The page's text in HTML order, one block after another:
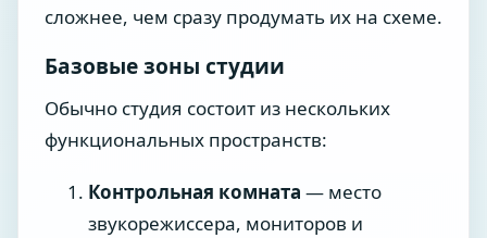
сложнее, чем сразу продумать их на схеме.
Базовые зоны студии
Обычно студия состоит из нескольких
функциональных пространств:
Контрольная комната — место
звукорежиссера, мониторов и